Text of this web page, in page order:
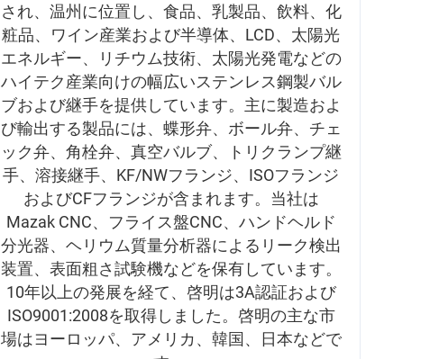
され、温州に位置し、食品、乳製品、飲料、化
粧品、ワイン産業および半導体、LCD、太陽光
エネルギー、リチウム技術、太陽光発電などの
ハイテク産業向けの幅広いステンレス鋼製バル
ブおよび継手を提供しています。主に製造およ
び輸出する製品には、蝶形弁、ボール弁、チェ
ック弁、角栓弁、真空バルブ、トリクランプ継
手、溶接継手、KF/NWフランジ、ISOフランジ
およびCFフランジが含まれます。当社は
Mazak CNC、フライス盤CNC、ハンドヘルド
分光器、ヘリウム質量分析器によるリーク検出
装置、表面粗さ試験機などを保有しています。
10年以上の発展を経て、啓明は3A認証および
ISO9001:2008を取得しました。啓明の主な市
場はヨーロッパ、アメリカ、韓国、日本などで